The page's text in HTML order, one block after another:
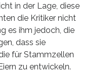
in der Lage, diese
die Kritiker nicht
es ihm jedoch, die
dass sie
für Stammzellen
zu entwickeln.